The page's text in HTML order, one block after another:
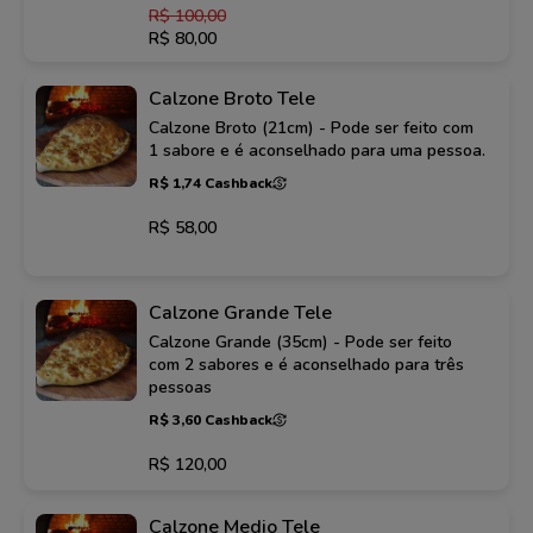
R$ 100,00
R$ 80,00
Calzone Broto Tele
Calzone Broto (21cm) - Pode ser feito com
1 sabore e é aconselhado para uma pessoa.
R$ 1,74 Cashback
R$ 58,00
Calzone Grande Tele
Calzone Grande (35cm) - Pode ser feito
com 2 sabores e é aconselhado para três
pessoas
R$ 3,60 Cashback
R$ 120,00
Calzone Medio Tele